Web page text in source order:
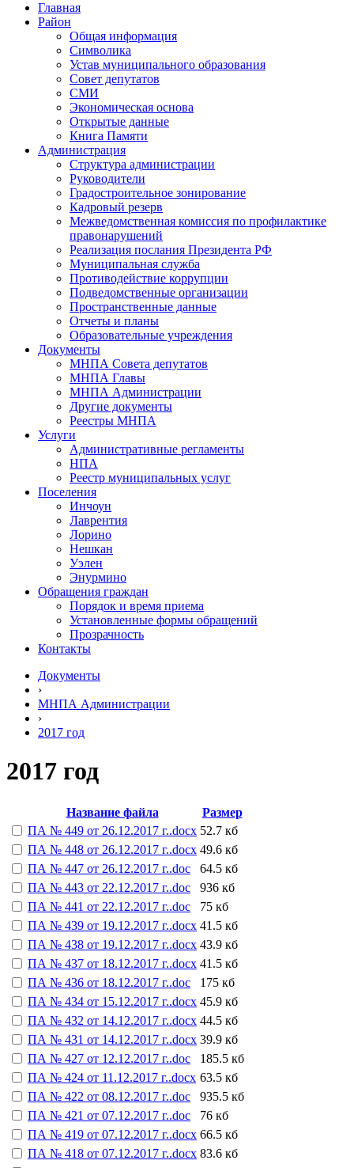
Главная
Район
Общая информация
Символика
Устав муниципального образования
Совет депутатов
СМИ
Экономическая основа
Открытые данные
Книга Памяти
Администрация
Структура администрации
Руководители
Градостроительное зонирование
Кадровый резерв
Межведомственная комиссия по профилактике
правонарушений
Реализация послания Президента РФ
Муниципальная служба
Противодействие коррупции
Подведомственные организации
Пространственные данные
Отчеты и планы
Образовательные учреждения
Документы
МНПА Совета депутатов
МНПА Главы
МНПА Администрации
Другие документы
Реестры МНПА
Услуги
Административные регламенты
НПА
Реестр муниципальных услуг
Поселения
Инчоун
Лаврентия
Лорино
Нешкан
Уэлен
Энурмино
Обращения граждан
Порядок и время приема
Установленные формы обращений
Прозрачность
Контакты
Документы
›
МНПА Администрации
›
2017 год
2017 год
Название файла
Размер
ПА № 449 от 26.12.2017 г..docx 52.7 кб
ПА № 448 от 26.12.2017 г..docx 49.6 кб
ПА № 447 от 26.12.2017 г..doc
64.5 кб
ПА № 443 от 22.12.2017 г..doc
936 кб
ПА № 441 от 22.12.2017 г..doc
75 кб
ПА № 439 от 19.12.2017 г..docx 41.5 кб
ПА № 438 от 19.12.2017 г..docx 43.9 кб
ПА № 437 от 18.12.2017 г..docx 41.5 кб
ПА № 436 от 18.12.2017 г..doc
175 кб
ПА № 434 от 15.12.2017 г..docx 45.9 кб
ПА № 432 от 14.12.2017 г..docx 44.5 кб
ПА № 431 от 14.12.2017 г..docx 39.9 кб
ПА № 427 от 12.12.2017 г..doc
185.5 кб
ПА № 424 от 11.12.2017 г..docx 63.5 кб
ПА № 422 от 08.12.2017 г..doc
935.5 кб
ПА № 421 от 07.12.2017 г..doc
76 кб
ПА № 419 от 07.12.2017 г..docx 66.5 кб
ПА № 418 от 07.12.2017 г..docx 83.6 кб